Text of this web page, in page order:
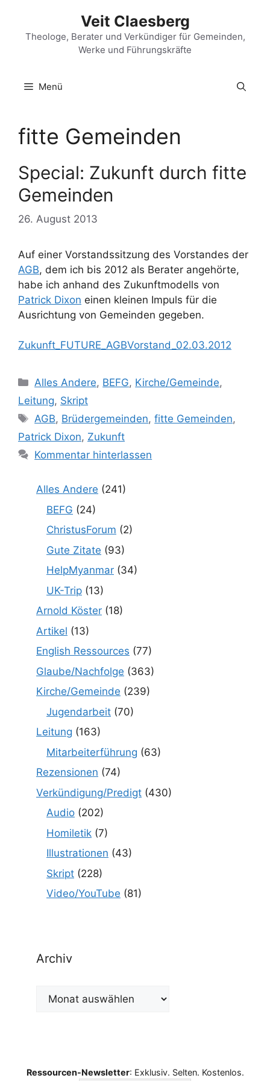
springen
Veit Claesberg
Theologe, Berater und Verkündiger für Gemeinden,
Werke und Führungskräfte
Menü
fitte Gemeinden
Special: Zukunft durch fitte
Gemeinden
26. August 2013
Auf einer Vorstandssitzung des Vorstandes der
AGB, dem ich bis 2012 als Berater angehörte,
habe ich anhand des Zukunftmodells von
Patrick Dixon einen kleinen Impuls für die
Ausrichtung von Gemeinden gegeben.
Zukunft_FUTURE_AGBVorstand_02.03.2012
Kategorien
Alles Andere, BEFG, Kirche/Gemeinde,
Leitung, Skript
Schlagwörter
AGB, Brüdergemeinden,fitte Gemeinden,
Patrick Dixon, Zukunft
Kommentar hinterlassen
Alles Andere (241)
BEFG (24)
ChristusForum (2)
Gute Zitate (93)
HelpMyanmar (34)
UK-Trip (13)
Arnold Köster (18)
Artikel (13)
English Ressources (77)
Glaube/Nachfolge (363)
Kirche/Gemeinde (239)
Jugendarbeit (70)
Leitung (163)
Mitarbeiterführung (63)
Rezensionen (74)
Verkündigung/Predigt (430)
Audio (202)
Homiletik (7)
Illustrationen (43)
Skript (228)
Video/YouTube (81)
Archiv
Archiv
Ressourcen-Newsletter: Exklusiv. Selten. Kostenlos.